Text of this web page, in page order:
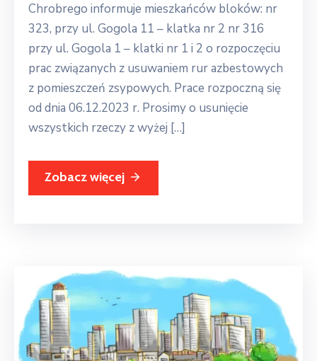
Chrobrego informuje mieszkańców bloków: nr
323, przy ul. Gogola 11 – klatka nr 2 nr 316
przy ul. Gogola 1 – klatki nr 1 i 2 o rozpoczęciu
prac związanych z usuwaniem rur azbestowych
z pomieszczeń zsypowych. Prace rozpoczną się
od dnia 06.12.2023 r. Prosimy o usunięcie
wszystkich rzeczy z wyżej […]
Zobacz więcej